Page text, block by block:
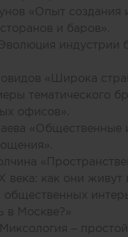
«Опыт создания
и баров».
индустрии
«Широка
тематического
офисов».
«Общественные
века: как они живут
в Москве?»
–